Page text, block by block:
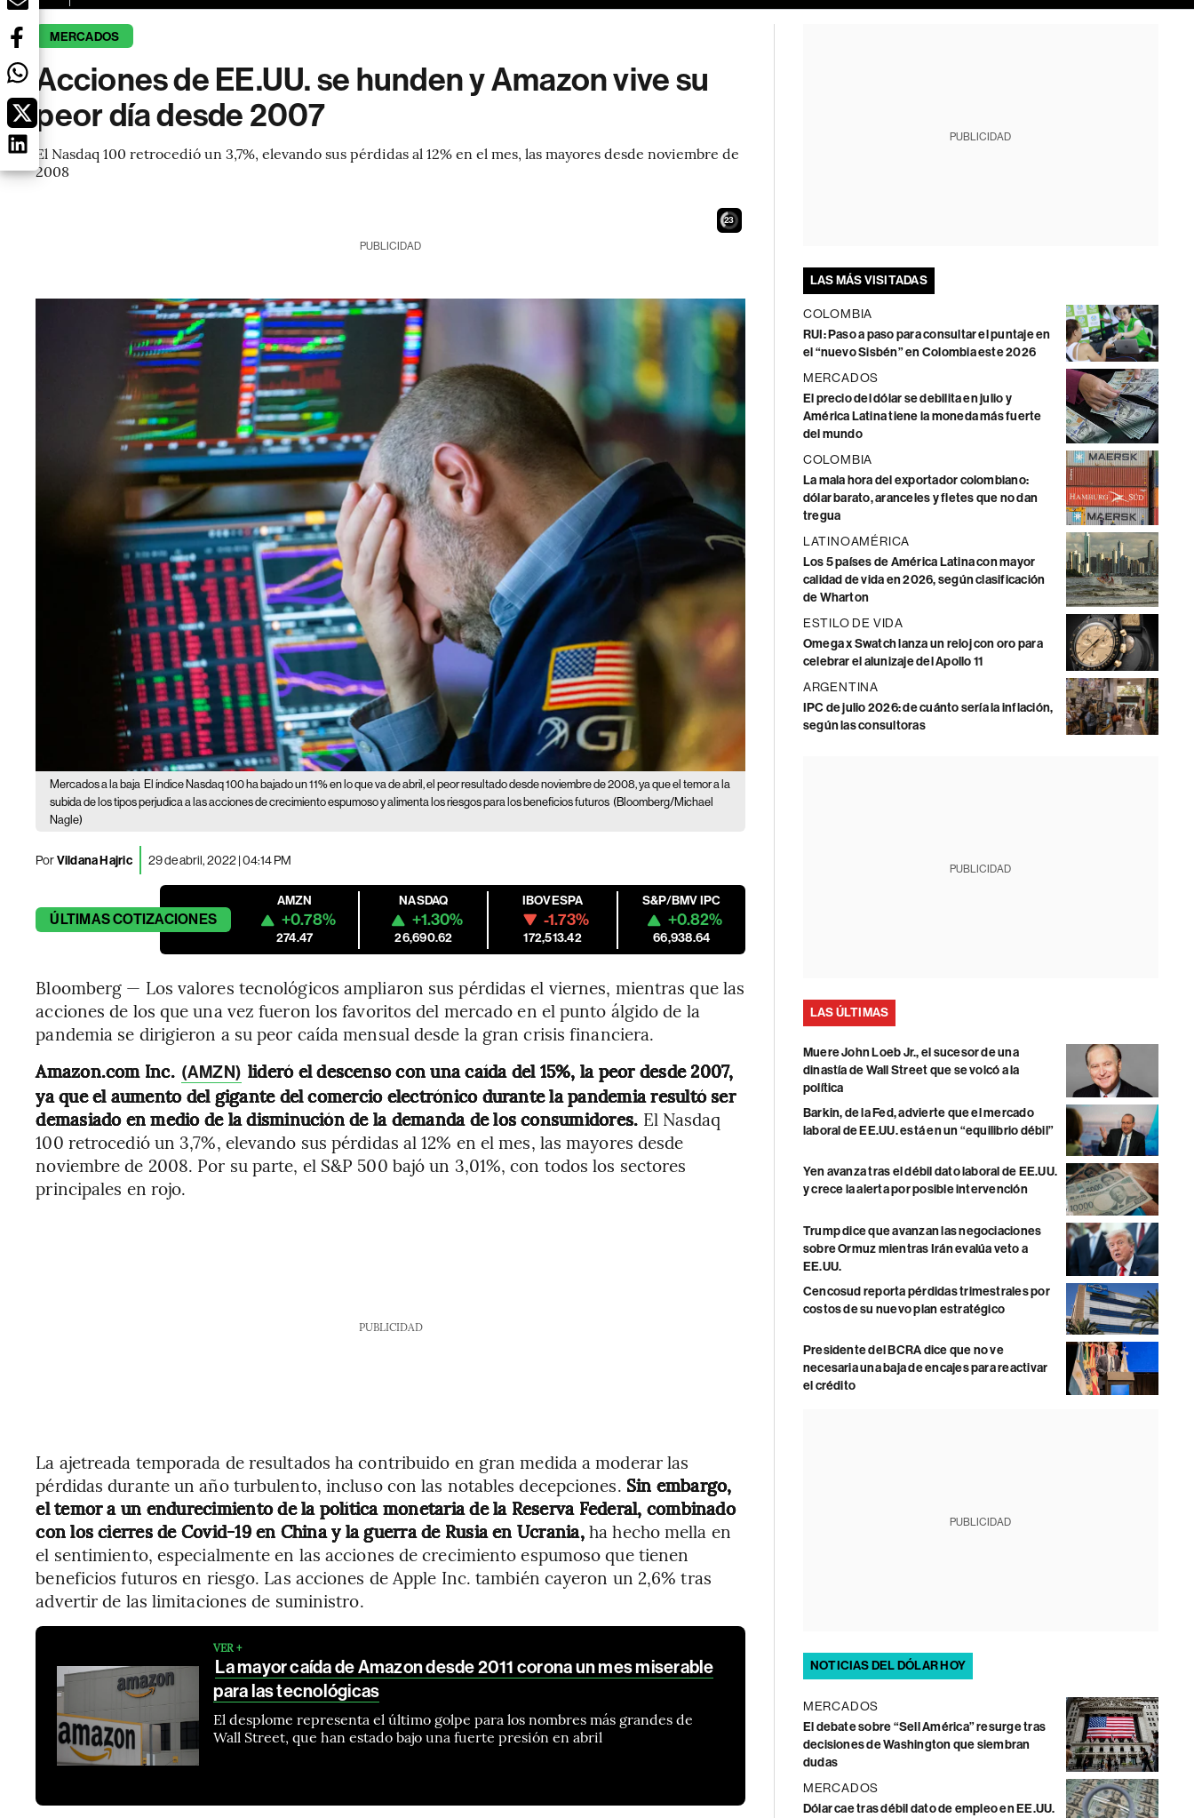
MERCADOS
Acciones de EE.UU. se hunden y Amazon vive su
peor día desde 2007
El Nasdaq 100 retrocedió un 3,7%, elevando sus pérdidas al 12% en el mes, las mayores desde noviembre de
2008
22
PUBLICIDAD
Mercados a la baja El índice Nasdaq 100 ha bajado un 11% en lo que va de abril, el peor resultado desde noviembre de 2008, ya que el temor a la
subida de los tipos perjudica a las acciones de crecimiento espumoso y alimenta los riesgos para los beneficios futuros (Bloomberg/Michael
Nagle)
PorVildana Hajric 29 de abril, 2022 | 04:14 PM
ÚLTIMASCOTIZACIONES
AMZN
+0.78%
274.47
NASDAQ
+1.30%
26,690.62
IBOVESPA
-1.73%
172,513.42
S&P/BMV IPC
+0.82%
66,938.64
Bloomberg — Los valores tecnológicos ampliaron sus pérdidas el viernes, mientras que las
acciones de los que una vez fueron los favoritos del mercado en el punto álgido de la
pandemia se dirigieron a su peor caída mensual desde la gran crisis financiera.
Amazon.com Inc. (AMZN) lideró el descenso con una caída del 15%, la peor desde 2007,
ya que el aumento del gigante del comercio electrónico durante la pandemia resultó ser
demasiado en medio de la disminución de la demanda de los consumidores. El Nasdaq
100 retrocedió un 3,7%, elevando sus pérdidas al 12% en el mes, las mayores desde
noviembre de 2008. Por su parte, el S&P 500 bajó un 3,01%, con todos los sectores
principales en rojo.
PUBLICIDAD
La ajetreada temporada de resultados ha contribuido en gran medida a moderar las
pérdidas durante un año turbulento, incluso con las notables decepciones. Sin embargo,
el temor a un endurecimiento de la política monetaria de la Reserva Federal, combinado
con los cierres de Covid-19 en China y la guerra de Rusia en Ucrania,ha hecho mella en
el sentimiento, especialmente en las acciones de crecimiento espumoso que tienen
beneficios futuros en riesgo. Las acciones de Apple Inc. también cayeron un 2,6% tras
advertir de las limitaciones de suministro.
VER +
La mayor caída de Amazon desde 2011 corona un mes miserable
para las tecnológicas
El desplome representa el último golpe para los nombres más grandes de
Wall Street, que han estado bajo una fuerte presión en abril
PUBLICIDAD
LAS MÁS VISITADAS
COLOMBIA
RUI: Paso a paso para consultar el puntaje en
el “nuevo Sisbén” en Colombia este 2026
MERCADOS
El precio del dólar se debilita en julio y
América Latina tiene la moneda más fuerte
del mundo
COLOMBIA
La mala hora del exportador colombiano:
dólar barato, aranceles y fletes que no dan
tregua
LATINOAMÉRICA
Los 5 países de América Latina con mayor
calidad de vida en 2026, según clasificación
de Wharton
ESTILO DE VIDA
Omega x Swatch lanza un reloj con oro para
celebrar el alunizaje del Apollo 11
ARGENTINA
IPC de julio 2026: de cuánto sería la inflación,
según las consultoras
PUBLICIDAD
LAS ÚLTIMAS
Muere John Loeb Jr., el sucesor de una
dinastía de Wall Street que se volcó a la
política
Barkin, de la Fed, advierte que el mercado
laboral de EE.UU. está en un “equilibrio débil”
Yen avanza tras el débil dato laboral de EE.UU.
y crece la alerta por posible intervención
Trump dice que avanzan las negociaciones
sobre Ormuz mientras Irán evalúa veto a
EE.UU.
Cencosud reporta pérdidas trimestrales por
costos de su nuevo plan estratégico
Presidente del BCRA dice que no ve
necesaria una baja de encajes para reactivar
el crédito
PUBLICIDAD
NOTICIAS DEL DÓLAR HOY
MERCADOS
El debate sobre “Sell América” resurge tras
decisiones de Washington que siembran
dudas
MERCADOS
Dólar cae tras débil dato de empleo en EE.UU.